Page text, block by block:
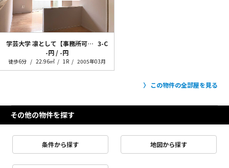
学芸大学 凛として【事務所可能】 3-C
-円 / -円
徒歩6分 22.96㎡ 1R 2005年03月
この物件の全部屋を見る
その他の物件を探す
条件から探す 地図から探す